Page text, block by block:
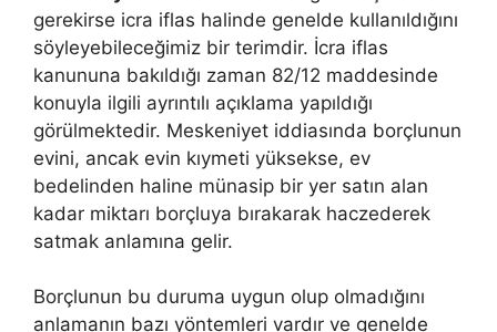
gerekirse icra iflas halinde genelde kullanıldığını
söyleyebileceğimiz bir terimdir. İcra iflas
kanununa bakıldığı zaman 82/12 maddesinde
konuyla ilgili ayrıntılı açıklama yapıldığı
görülmektedir. Meskeniyet iddiasında borçlunun
evini, ancak evin kıymeti yüksekse, ev
bedelinden haline münasip bir yer satın alan
kadar miktarı borçluya bırakarak haczederek
satmak anlamına gelir.
Borçlunun bu duruma uygun olup olmadığını
anlamanın bazı yöntemleri vardır ve genelde